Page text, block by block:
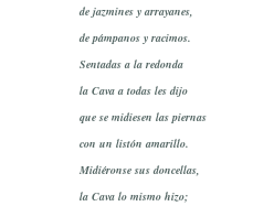
de jazmines y arrayanes,
de pámpanos y racimos.
Sentadas a la redonda
la Cava a todas les dijo
que se midiesen las piernas
con un listón amarillo.
Midiéronse sus doncellas,
la Cava lo mismo hizo;